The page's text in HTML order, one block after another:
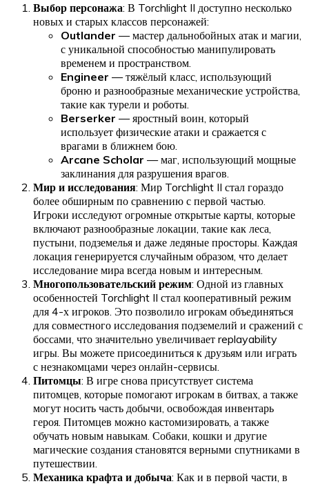
Выбор персонажа: В Torchlight II доступно несколько
новых и старых классов персонажей:
Outlander — мастер дальнобойных атак и магии,
с уникальной способностью манипулировать
временем и пространством.
Engineer — тяжёлый класс, использующий
броню и разнообразные механические устройства,
такие как турели и роботы.
Berserker — яростный воин, который
использует физические атаки и сражается с
врагами в ближнем бою.
Arcane Scholar — маг, использующий мощные
заклинания для разрушения врагов.
Мир и исследования: Мир Torchlight II стал гораздо
более обширным по сравнению с первой частью.
Игроки исследуют огромные открытые карты, которые
включают разнообразные локации, такие как леса,
пустыни, подземелья и даже ледяные просторы. Каждая
локация генерируется случайным образом, что делает
исследование мира всегда новым и интересным.
Многопользовательский режим: Одной из главных
особенностей Torchlight II стал кооперативный режим
для 4-х игроков. Это позволило игрокам объединяться
для совместного исследования подземелий и сражений с
боссами, что значительно увеличивает replayability
игры. Вы можете присоединиться к друзьям или играть
с незнакомцами через онлайн-сервисы.
Питомцы: В игре снова присутствует система
питомцев, которые помогают игрокам в битвах, а также
могут носить часть добычи, освобождая инвентарь
героя. Питомцев можно кастомизировать, а также
обучать новым навыкам. Собаки, кошки и другие
магические создания становятся верными спутниками в
путешествии.
Механика крафта и добыча: Как и в первой части, в